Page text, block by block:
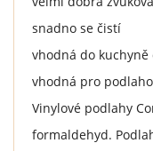
snadno se čistí
vhodná do kuchyně
vhodná pro
Vinylové podlahy
formaldehyd.